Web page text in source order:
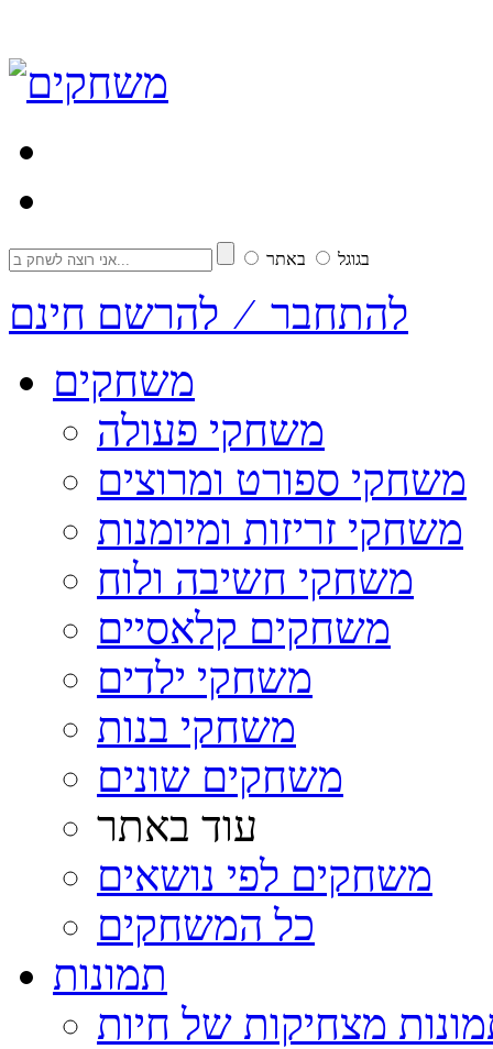
בגוגל באתר
להתחבר ⁄ להרשם חינם
משחקים
משחקי פעולה
משחקי ספורט ומרוצים
משחקי זריזות ומיומנות
משחקי חשיבה ולוח
משחקים קלאסיים
משחקי ילדים
משחקי בנות
משחקים שונים
עוד באתר
משחקים לפי נושאים
כל המשחקים
תמונות
מצחיקות של חיות